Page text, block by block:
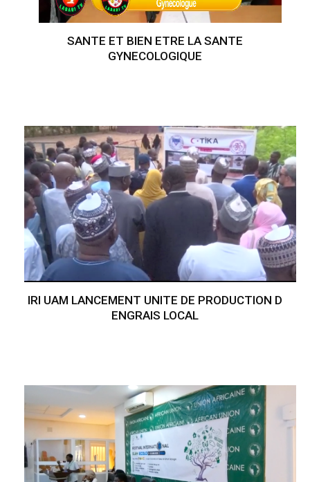
SANTE ET BIEN ETRE LA SANTE
GYNECOLOGIQUE
IRI UAM LANCEMENT UNITE DE PRODUCTION D
ENGRAIS LOCAL